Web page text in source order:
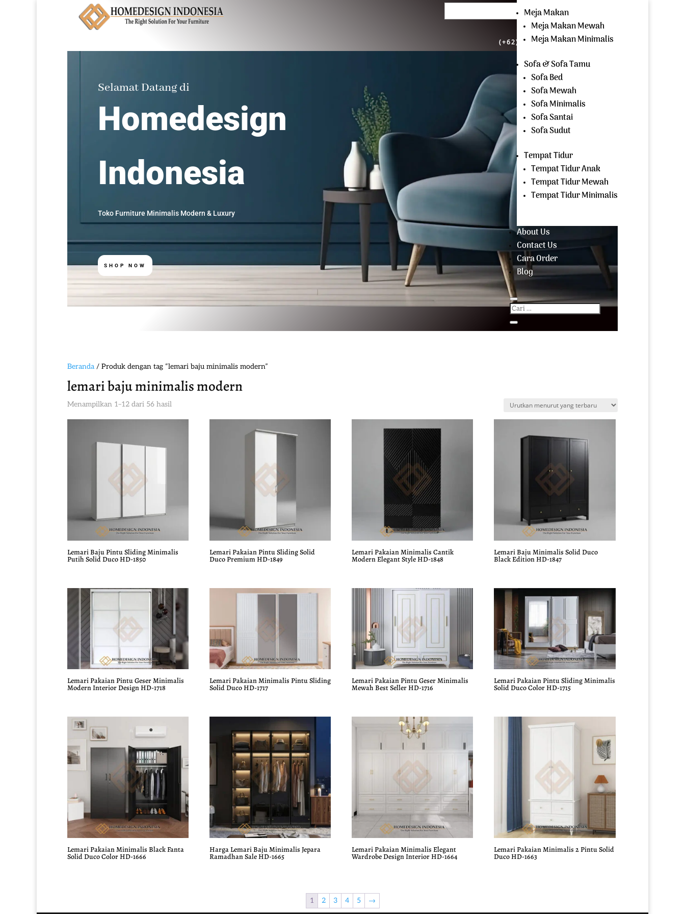
OPEN EVERYDAY
(+62) 81 229 604 267
Selamat Datang di
Homedesign
Indonesia
Toko Furniture Minimalis Modern & Luxury
SHOP NOW
Meja Makan
Meja Makan Mewah
Meja Makan Minimalis
Sofa & Sofa Tamu
Sofa Bed
Sofa Mewah
Sofa Minimalis
Sofa Santai
Sofa Sudut
Tempat Tidur
Tempat Tidur Anak
Tempat Tidur Mewah
Tempat Tidur Minimalis
About Us
Contact Us
Cara Order
Blog
Beranda / Produk dengan tag “lemari baju minimalis modern”
lemari baju minimalis modern
Menampilkan 1–12 dari 56 hasil
Lemari Baju Pintu Sliding Minimalis
Putih Solid Duco HD-1850
Lemari Pakaian Pintu Sliding Solid
Duco Premium HD-1849
Lemari Pakaian Minimalis Cantik
Modern Elegant Style HD-1848
Lemari Baju Minimalis Solid Duco
Black Edition HD-1847
Lemari Pakaian Pintu Geser Minimalis
Modern Interior Design HD-1718
Lemari Pakaian Minimalis Pintu Sliding
Solid Duco HD-1717
Lemari Pakaian Pintu Geser Minimalis
Mewah Best Seller HD-1716
Lemari Pakaian Pintu Sliding Minimalis
Solid Duco Color HD-1715
Lemari Pakaian Minimalis Black Fanta
Solid Duco Color HD-1666
Harga Lemari Baju Minimalis Jepara
Ramadhan Sale HD-1665
Lemari Pakaian Minimalis Elegant
Wardrobe Design Interior HD-1664
Lemari Pakaian Minimalis 2 Pintu Solid
Duco HD-1663
1 2 3 4 5 →